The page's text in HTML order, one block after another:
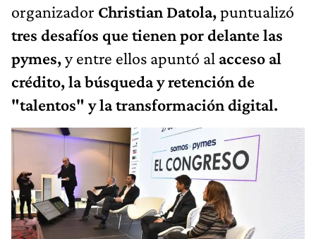
organizador Christian Datola,puntualizó
tres desafíos que tienen por delante las
pymes,y entre ellos apuntó al acceso al
crédito, la búsqueda y retención de
"talentos" y la transformación digital.